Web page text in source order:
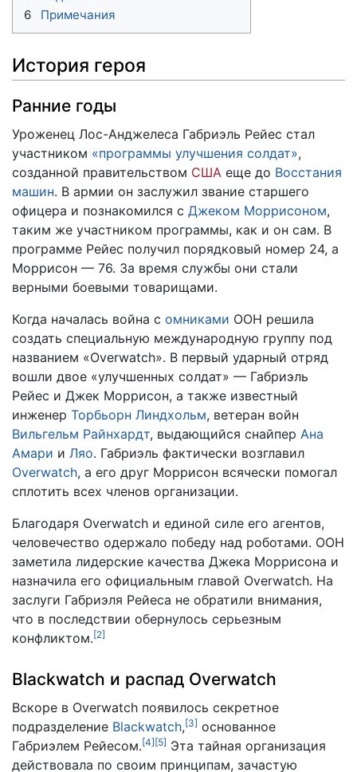
6
Примечания
История героя
Ранние годы
Уроженец Лос-Анджелеса Габриэль Рейес стал
участником «программы улучшения солдат»,
созданной правительством США еще до Восстания
машин. В армии он заслужил звание старшего
офицера и познакомился с Джеком Моррисоном,
таким же участником программы, как и он сам. В
программе Рейес получил порядковый номер 24, а
Моррисон — 76. За время службы они стали
верными боевыми товарищами.
Когда началась война с омниками ООН решила
создать специальную международную группу под
названием «Overwatch». В первый ударный отряд
вошли двое «улучшенных солдат» — Габриэль
Рейес и Джек Моррисон, а также известный
инженер Торбьорн Линдхольм, ветеран войн
Вильгельм Райнхардт, выдающийся снайпер Ана
Амари и Ляо. Габриэль фактически возглавил
Overwatch, а его друг Моррисон всячески помогал
сплотить всех членов организации.
Благодаря Overwatch и единой силе его агентов,
человечество одержало победу над роботами. ООН
заметила лидерские качества Джека Моррисона и
назначила его официальным главой Overwatch. На
заслуги Габриэля Рейеса не обратили внимания,
что в последствии обернулось серьезным
конфликтом.[2]
Blackwatch и распад Overwatch
Вскоре в Overwatch появилось секретное
подразделение Blackwatch,[3] основанное
Габриэлем Рейесом.[4][5] Эта тайная организация
действовала по своим принципам, зачастую